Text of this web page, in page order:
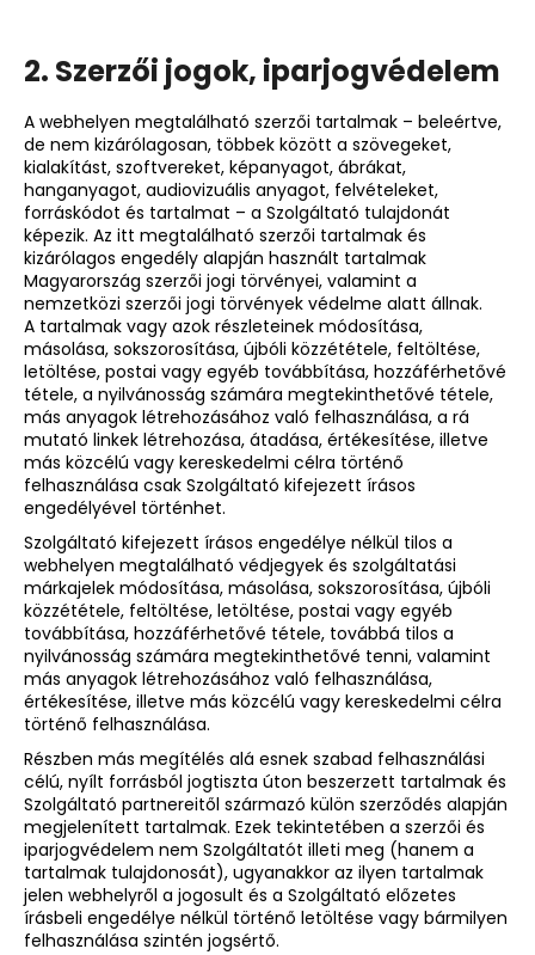
2. Szerzői jogok, iparjogvédelem
A webhelyen megtalálható szerzői tartalmak – beleértve,
de nem kizárólagosan, többek között a szövegeket,
kialakítást, szoftvereket, képanyagot, ábrákat,
hanganyagot, audiovizuális anyagot, felvételeket,
forráskódot és tartalmat – a Szolgáltató tulajdonát
képezik. Az itt megtalálható szerzői tartalmak és
kizárólagos engedély alapján használt tartalmak
Magyarország szerzői jogi törvényei, valamint a
nemzetközi szerzői jogi törvények védelme alatt állnak.
A tartalmak vagy azok részleteinek módosítása,
másolása, sokszorosítása, újbóli közzététele, feltöltése,
letöltése, postai vagy egyéb továbbítása, hozzáférhetővé
tétele, a nyilvánosság számára megtekinthetővé tétele,
más anyagok létrehozásához való felhasználása, a rá
mutató linkek létrehozása, átadása, értékesítése, illetve
más közcélú vagy kereskedelmi célra történő
felhasználása csak Szolgáltató kifejezett írásos
engedélyével történhet.
Szolgáltató kifejezett írásos engedélye nélkül tilos a
webhelyen megtalálható védjegyek és szolgáltatási
márkajelek módosítása, másolása, sokszorosítása, újbóli
közzététele, feltöltése, letöltése, postai vagy egyéb
továbbítása, hozzáférhetővé tétele, továbbá tilos a
nyilvánosság számára megtekinthetővé tenni, valamint
más anyagok létrehozásához való felhasználása,
értékesítése, illetve más közcélú vagy kereskedelmi célra
történő felhasználása.
Részben más megítélés alá esnek szabad felhasználási
célú, nyílt forrásból jogtiszta úton beszerzett tartalmak és
Szolgáltató partnereitől származó külön szerződés alapján
megjelenített tartalmak. Ezek tekintetében a szerzői és
iparjogvédelem nem Szolgáltatót illeti meg (hanem a
tartalmak tulajdonosát), ugyanakkor az ilyen tartalmak
jelen webhelyről a jogosult és a Szolgáltató előzetes
írásbeli engedélye nélkül történő letöltése vagy bármilyen
felhasználása szintén jogsértő.